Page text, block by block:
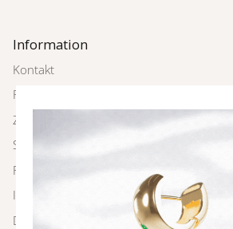
Information
Kontakt
Rückgabe
Zahlung und Versand
Schmuckpflege
FAQ
Impressum
Datenschutz